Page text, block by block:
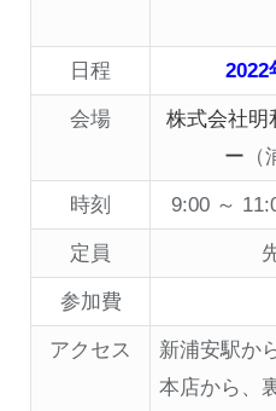
日程 2022
会場
株式会社明
ー
時刻 9:00 ～
定員
参加費
アクセス
新浦安駅か
本店から、